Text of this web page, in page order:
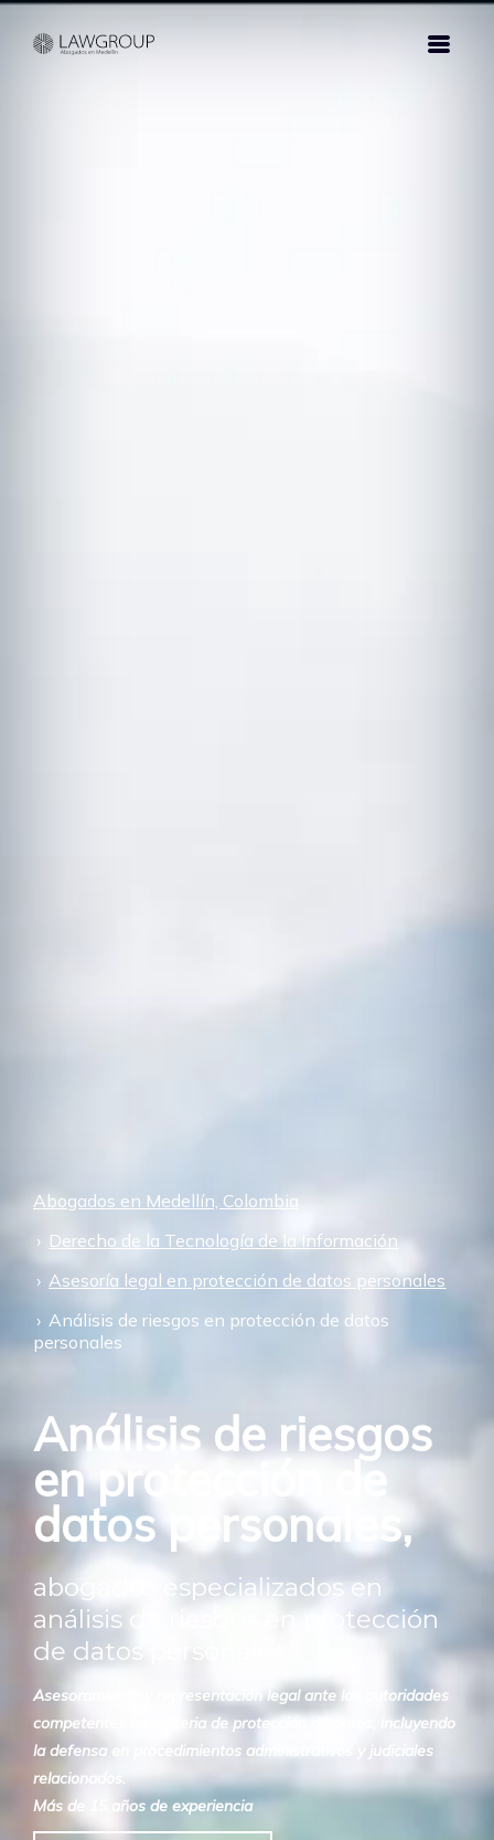
Abogados en Medellín, Colombia
Derecho de la Tecnología de la Información
Asesoría legal en protección de datos personales
Análisis de riesgos en protección de datos
personales
Análisis de riesgos
en protección de
datos personales,
abogados especializados en
análisis de riesgos en protección
de datos personales.
Asesoramiento y representación legal ante las autoridades
competentes en materia de protección de datos, incluyendo
la defensa en procedimientos administrativos y judiciales
relacionados.
Más de 15 años de experiencia